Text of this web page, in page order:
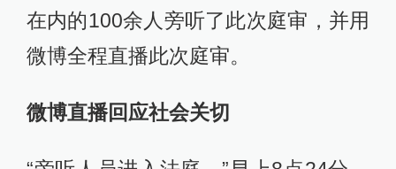
在内的100余人旁听了此次庭审，并用
微博全程直播此次庭审。
微博直播回应社会关切